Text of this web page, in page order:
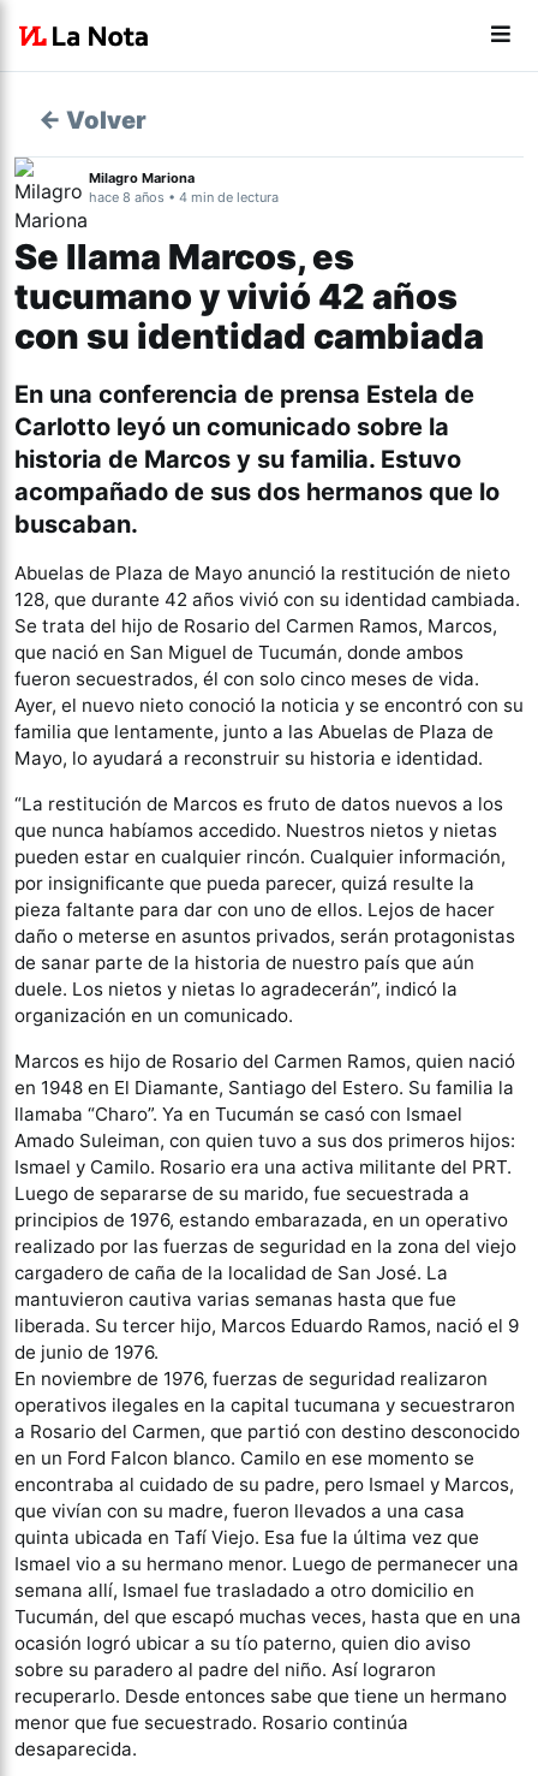
← Volver
Milagro Mariona
hace 8 años • 4 min de lectura
Se llama Marcos, es
tucumano y vivió 42 años
con su identidad cambiada
En una conferencia de prensa Estela de
Carlotto leyó un comunicado sobre la
historia de Marcos y su familia. Estuvo
acompañado de sus dos hermanos que lo
buscaban.
Abuelas de Plaza de Mayo anunció la restitución de nieto
128, que durante 42 años vivió con su identidad cambiada.
Se trata del hijo de Rosario del Carmen Ramos, Marcos,
que nació en San Miguel de Tucumán, donde ambos
fueron secuestrados, él con solo cinco meses de vida.
Ayer, el nuevo nieto conoció la noticia y se encontró con su
familia que lentamente, junto a las Abuelas de Plaza de
Mayo, lo ayudará a reconstruir su historia e identidad.
“La restitución de Marcos es fruto de datos nuevos a los
que nunca habíamos accedido. Nuestros nietos y nietas
pueden estar en cualquier rincón. Cualquier información,
por insignificante que pueda parecer, quizá resulte la
pieza faltante para dar con uno de ellos. Lejos de hacer
daño o meterse en asuntos privados, serán protagonistas
de sanar parte de la historia de nuestro país que aún
duele. Los nietos y nietas lo agradecerán”, indicó la
organización en un comunicado.
Marcos es hijo de Rosario del Carmen Ramos, quien nació
en 1948 en El Diamante, Santiago del Estero. Su familia la
llamaba “Charo”. Ya en Tucumán se casó con Ismael
Amado Suleiman, con quien tuvo a sus dos primeros hijos:
Ismael y Camilo. Rosario era una activa militante del PRT.
Luego de separarse de su marido, fue secuestrada a
principios de 1976, estando embarazada, en un operativo
realizado por las fuerzas de seguridad en la zona del viejo
cargadero de caña de la localidad de San José. La
mantuvieron cautiva varias semanas hasta que fue
liberada. Su tercer hijo, Marcos Eduardo Ramos, nació el 9
de junio de 1976.
En noviembre de 1976, fuerzas de seguridad realizaron
operativos ilegales en la capital tucumana y secuestraron
a Rosario del Carmen, que partió con destino desconocido
en un Ford Falcon blanco. Camilo en ese momento se
encontraba al cuidado de su padre, pero Ismael y Marcos,
que vivían con su madre, fueron llevados a una casa
quinta ubicada en Tafí Viejo. Esa fue la última vez que
Ismael vio a su hermano menor. Luego de permanecer una
semana allí, Ismael fue trasladado a otro domicilio en
Tucumán, del que escapó muchas veces, hasta que en una
ocasión logró ubicar a su tío paterno, quien dio aviso
sobre su paradero al padre del niño. Así lograron
recuperarlo. Desde entonces sabe que tiene un hermano
menor que fue secuestrado. Rosario continúa
desaparecida.